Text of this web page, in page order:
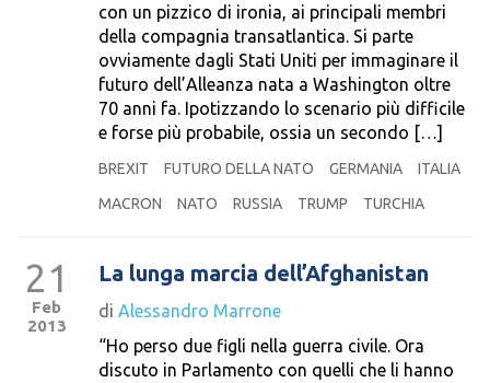
con un pizzico di ironia, ai principali membri
della compagnia transatlantica. Si parte
ovviamente dagli Stati Uniti per immaginare il
futuro dell’Alleanza nata a Washington oltre
70 anni fa. Ipotizzando lo scenario più difficile
e forse più probabile, ossia un secondo […]
BREXIT FUTURO DELLA NATO GERMANIA
ITALIA
MACRON
NATO RUSSIA TRUMP TURCHIA
21
Feb
2013
La lunga marcia dell’Afghanistan
di Alessandro Marrone
“Ho perso due figli nella guerra civile. Ora
discuto in Parlamento con quelli che li hanno